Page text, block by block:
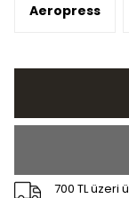
Aeropress
700 TL üzeri